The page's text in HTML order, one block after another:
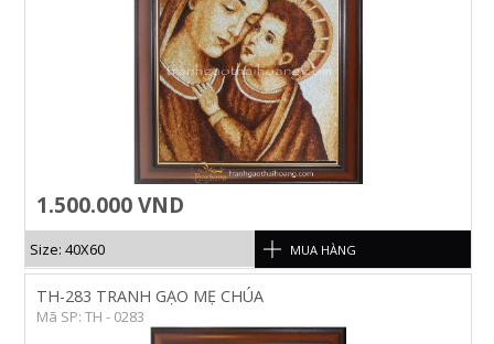
1.500.000 VND
Size: 40X60 MUA HÀNG
TH-283 TRANH GẠO MẸ CHÚA
Mã SP: TH - 0283